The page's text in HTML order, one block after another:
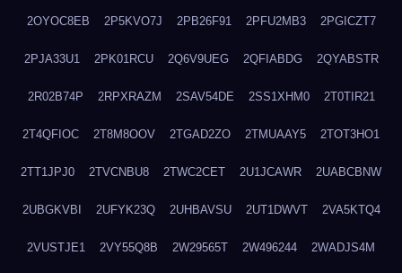
2OYOC8EB 2P5KVO7J 2PB26F91 2PFU2MB3 2PGICZT7
2PJA33U1 2PK01RCU 2Q6V9UEG 2QFIABDG 2QYABSTR
2R02B74P 2RPXRAZM 2SAV54DE 2SS1XHM0 2T0TIR21
2T4QFIOC 2T8M8OOV 2TGAD2ZO 2TMUAAY5 2TOT3HO1
2TT1JPJ0 2TVCNBU8 2TWC2CET 2U1JCAWR 2UABCBNW
2UBGKVBI 2UFYK23Q 2UHBAVSU 2UT1DWVT 2VA5KTQ4
2VUSTJE1 2VY55Q8B 2W29565T 2W496244 2WADJS4M